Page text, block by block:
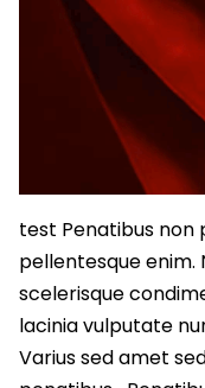
test Penatibus non
pellentesque enim.
scelerisque
lacinia vulputate
Varius sed amet